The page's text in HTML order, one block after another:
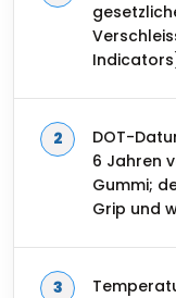
DOT-
6 Jahren
Gummi;
Grip und